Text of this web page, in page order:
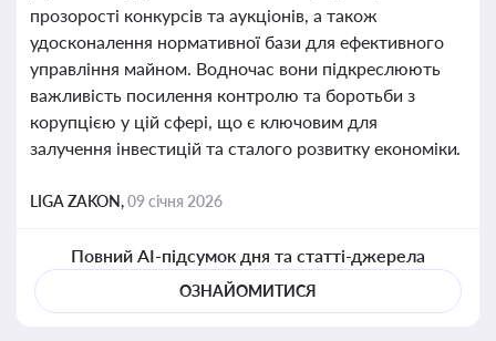
прозорості конкурсів та аукціонів, а також
удосконалення нормативної бази для ефективного
управління майном. Водночас вони підкреслюють
важливість посилення контролю та боротьби з
корупцією у цій сфері, що є ключовим для
залучення інвестицій та сталого розвитку економіки.
LIGA ZAKON,09 січня 2026
Повний AI-підсумок дня та статті-джерела
ОЗНАЙОМИТИСЯ